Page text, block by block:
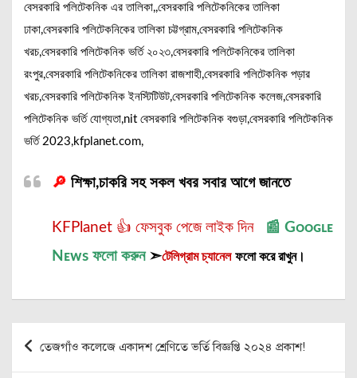
বেসরকারি পলিটেকনিক এর তালিকা,,বেসরকারি পলিটেকনিকের তালিকা
ঢাকা,বেসরকারি পলিটেকনিকের তালিকা চট্টগ্রাম,বেসরকারি পলিটেকনিক
খরচ,বেসরকারি পলিটেকনিক ভর্তি ২০২৩,বেসরকারি পলিটেকনিকের তালিকা
রংপুর,বেসরকারি পলিটেকনিকের তালিকা রাজশাহী,বেসরকারি পলিটেকনিক পড়ার
খরচ,বেসরকারি পলিটেকনিক ইনস্টিটিউট,বেসরকারি পলিটেকনিক কলেজ,বেসরকারি
পলিটেকনিক ভর্তি যোগ্যতা,nit বেসরকারি পলিটেকনিক বগুড়া,বেসরকারি পলিটেকনিক
ভর্তি 2023,kfplanet.com,
🔎 শিক্ষা,চাকরি সহ সকল খবর সবার আগে জানতে
KFPlanet 👍 ফেসবুক পেজে লাইক দিন 📰 Gᴏᴏɢʟᴇ
Nᴇᴡs ফলো করুন➣টেলিগ্রাম চ্যানেল ফলো করে রাখুন।
Post
navigation
তেজগাঁও কলেজে একাদশ শ্রেণিতে ভর্তি বিজ্ঞপ্তি ২০২৪ প্রকাশ!